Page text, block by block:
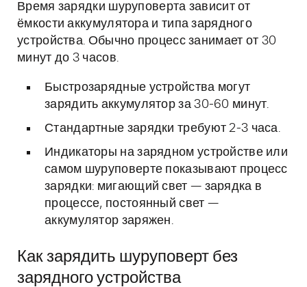
Время зарядки шуруповерта зависит от
ёмкости аккумулятора и типа зарядного
устройства. Обычно процесс занимает от 30
минут до 3 часов.
Быстрозарядные устройства могут
зарядить аккумулятор за 30-60 минут.
Стандартные зарядки требуют 2-3 часа.
Индикаторы на зарядном устройстве или
самом шуруповерте показывают процесс
зарядки: мигающий свет — зарядка в
процессе, постоянный свет —
аккумулятор заряжен.
Как зарядить шуруповерт без
зарядного устройства